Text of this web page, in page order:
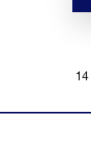
14